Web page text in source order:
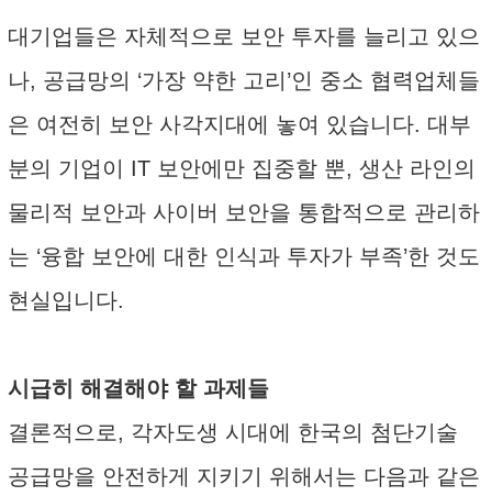
대기업들은 자체적으로 보안 투자를 늘리고 있으
나, 공급망의 ‘가장 약한 고리’인 중소 협력업체들
은 여전히 보안 사각지대에 놓여 있습니다. 대부
분의 기업이 IT 보안에만 집중할 뿐, 생산 라인의
물리적 보안과 사이버 보안을 통합적으로 관리하
는 ‘융합 보안에 대한 인식과 투자가 부족’한 것도
현실입니다.
시급히 해결해야 할 과제들
결론적으로, 각자도생 시대에 한국의 첨단기술
공급망을 안전하게 지키기 위해서는 다음과 같은